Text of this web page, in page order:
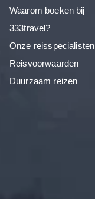
Waarom boeken bij
333travel?
Onze reisspecialisten
Reisvoorwaarden
Duurzaam reizen